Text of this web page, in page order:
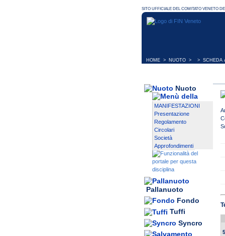
HOME > NUOTO > > SCHEDA
Nuoto
MANIFESTAZIONI
Presentazione
Regolamento
Circolari
Società
Approfondimenti
Pallanuoto
Fondo
Tuffi
Syncro